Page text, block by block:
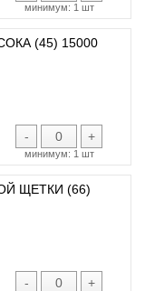
минимум: 1 шт
(45) 15000
- +
минимум: 1 шт
ЩЕТКИ (66)
- +